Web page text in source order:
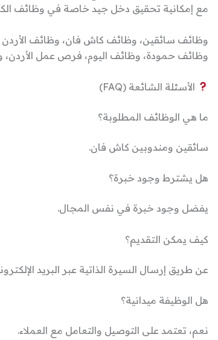
مع إمكانية تحقيق دخل جيد خاصة في وظائف
وظائف حمودة، وظائف اليوم، فرص عمل
الأسئلة الشائعة (FAQ)
ما هي الوظائف المطلوبة؟
سائقين ومندوبين كاش فان.
هل يشترط وجود خبرة؟
يفضل وجود خبرة في نفس المجال.
كيف يمكن التقديم؟
عن طريق إرسال السيرة الذاتية عبر البريد
هل الوظيفة ميدانية؟
نعم، تعتمد على التوصيل والتعامل مع العملاء.